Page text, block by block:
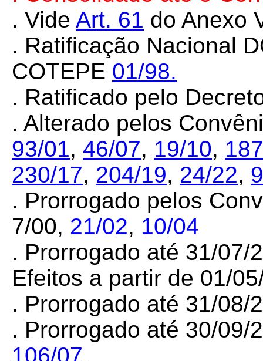
. Vide Art. 61 do Anexo
. Ratificação Nacional
COTEPE 01/98.
. Ratificado pelo
. Alterado pelos
93/01, 46/07, 19/10,
230/17, 204/19, 24/22,
. Prorrogado pelos
7/00, 21/02, 10/04
. Prorrogado até 31/
Efeitos a partir de 01/
. Prorrogado até 31/
. Prorrogado até 30/09/
106/07.